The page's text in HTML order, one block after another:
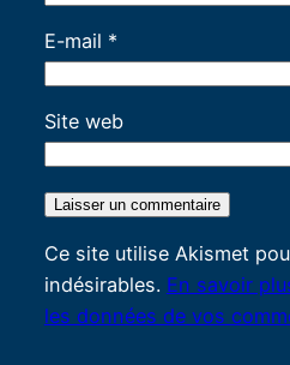
E-mail *
Site web
Ce site utilise Akismet
indésirables. En savoir
les données de vos